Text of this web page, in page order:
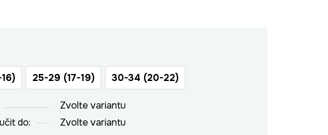
25-29 (17-19) 30-34 (20-22)
Zvolte variantu
do:
Zvolte variantu